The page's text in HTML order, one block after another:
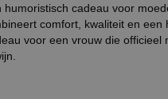
cadeau voor
comfort, kwaliteit en
voor een vrouw die officieel